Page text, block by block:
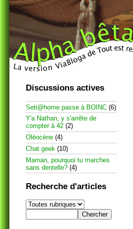
Discussions actives
Seti@home passe à BOINC (6)
Y'a Nathan, y s'arrête de
compter à 42 (2)
Oléocène (4)
Chat geek (10)
Maman, pourquoi tu marches
sans dentelle? (4)
Recherche d'articles